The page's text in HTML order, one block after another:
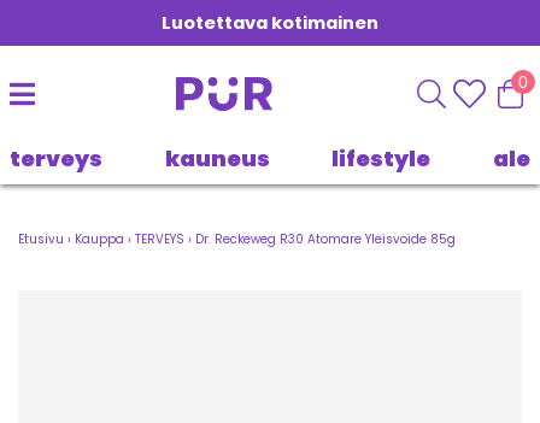
Luotettava kotimainen
0
terveys kauneus lifestyle ale
Etusivu › Kauppa › TERVEYS › Dr. Reckeweg R30 Atomare Yleisvoide 85g